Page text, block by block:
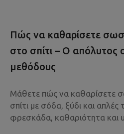
Πώς να καθαρίσετε
στο σπίτι – Ο απόλυτος
μεθόδους
Μάθετε πώς να καθαρίσετε
σπίτι με σόδα, ξύδι και απλές
φρεσκάδα, καθαριότητα και